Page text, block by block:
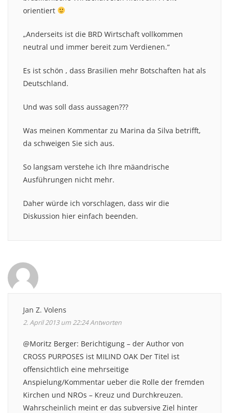
orientiert
„Anderseits ist die BRD Wirtschaft vollkommen
neutral und immer bereit zum Verdienen.“
Es ist schön , dass Brasilien mehr Botschaften hat als
Deutschland.
Und was soll dass aussagen???
Was meinen Kommentar zu Marina da Silva betrifft,
da schweigen Sie sich aus.
So langsam verstehe ich Ihre mäandrische
Ausführungen nicht mehr.
Daher würde ich vorschlagen, dass wir die
Diskussion hier einfach beenden.
Jan Z. Volens
2. April 2013 um 22:24Antworten
@Moritz Berger: Berichtigung – der Author von
CROSS PURPOSES ist MILIND OAK Der Titel ist
offensichtlich eine mehrseitige
Anspielung/Kommentar ueber die Rolle der fremden
Kirchen und NROs – Kreuz und Durchkreuzen.
Wahrscheinlich meint er das subversive Ziel hinter